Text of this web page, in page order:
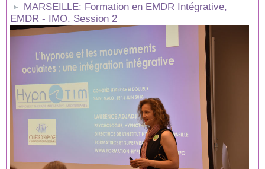
MARSEILLE: Formation en EMDR Intégrative,
EMDR - IMO. Session 2